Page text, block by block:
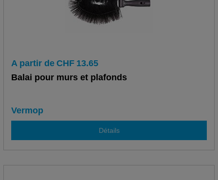
A partir de CHF 13.65
Balai pour murs et plafonds
Vermop
Détails